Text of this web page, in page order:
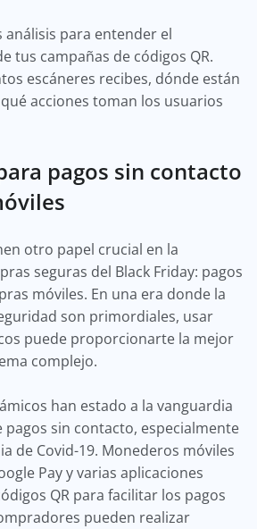
análisis para entender el
tus campañas de códigos QR.
escáneres recibes, dónde están
acciones toman los usuarios
pagos sin contacto
otro papel crucial en la
seguras del Black Friday: pagos
móviles. En una era donde la
son primordiales, usar
puede proporcionarte la mejor
complejo.
han estado a la vanguardia
sin contacto, especialmente
de Covid-19. Monederos móviles
Pay y varias aplicaciones
QR para facilitar los pagos
pueden realizar